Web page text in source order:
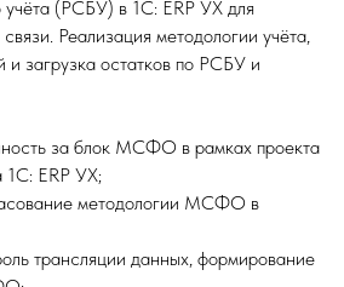
учёта (РСБУ) в 1С: ERP УХ для
Реализация методологии учёта,
и загрузка остатков по РСБУ и
за блок МСФО в рамках проекта
1С: ERP УХ;
методологии МСФО в
трансляции данных, формирование